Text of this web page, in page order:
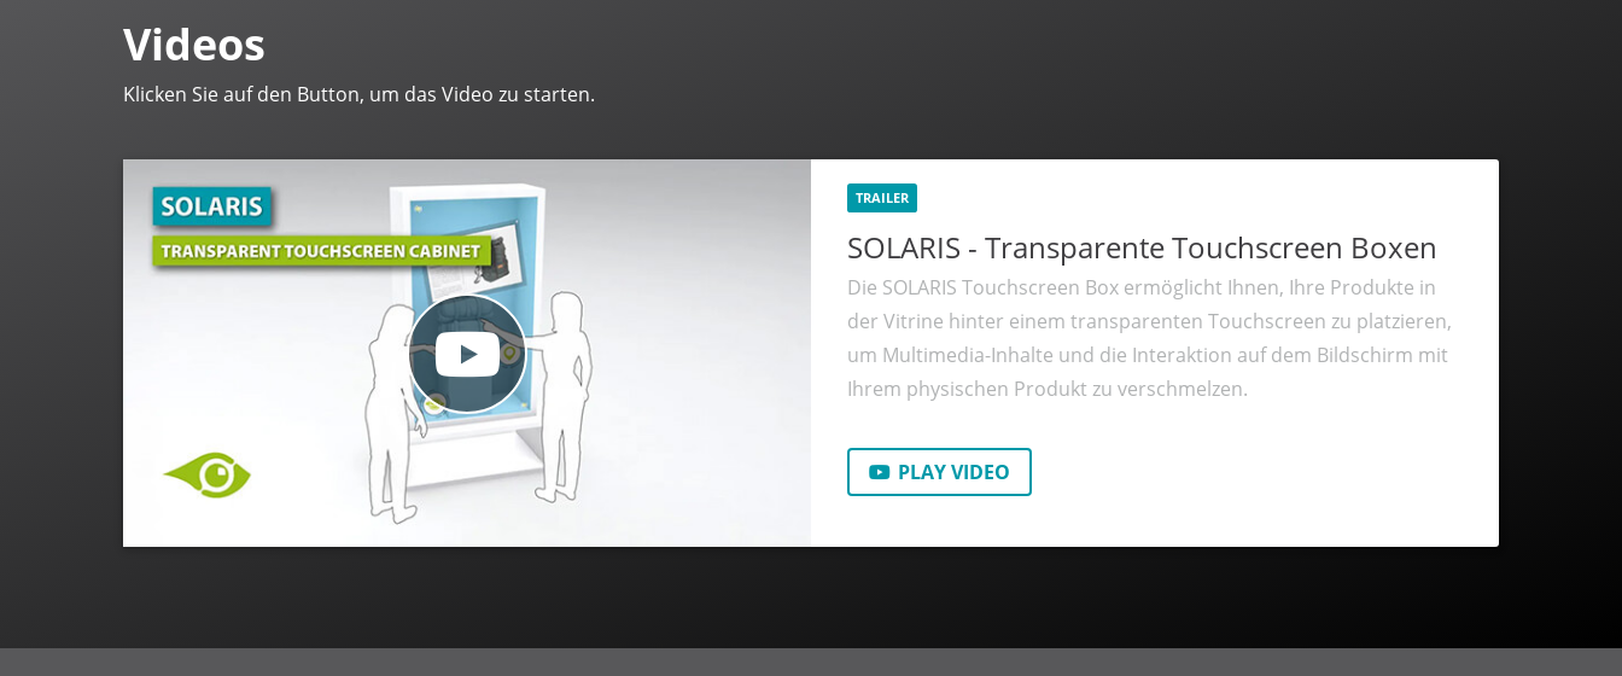
Videos
Klicken Sie auf den Button, um das Video zu starten.
TRAILER
SOLARIS - Transparente Touchscreen Boxen
Die SOLARIS Touchscreen Box ermöglicht Ihnen, Ihre Produkte in
der Vitrine hinter einem transparenten Touchscreen zu platzieren,
um Multimedia-Inhalte und die Interaktion auf dem Bildschirm mit
Ihrem physischen Produkt zu verschmelzen.
PLAY VIDEO